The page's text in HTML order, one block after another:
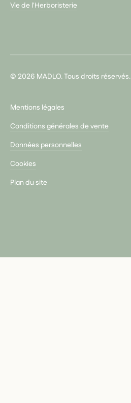
Vie de l'Herboristerie
© 2026 MADLO. Tous droits réservés.
Mentions légales
Conditions générales de vente
Données personnelles
Cookies
Plan du site